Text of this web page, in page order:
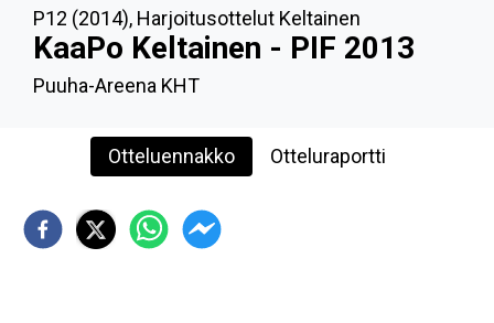
P12 (2014), Harjoitusottelut Keltainen
KaaPo Keltainen - PIF 2013
Puuha-Areena KHT
Otteluennakko Otteluraportti